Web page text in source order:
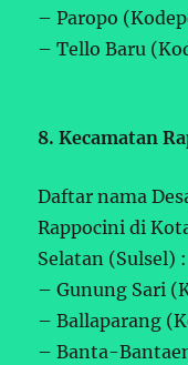
– Paropo
– Tello Baru
8. Kecamatan
Daftar nama
Rappocini di
Selatan (Sulsel) :
– Gunung Sari
– Ballaparang
– Banta-